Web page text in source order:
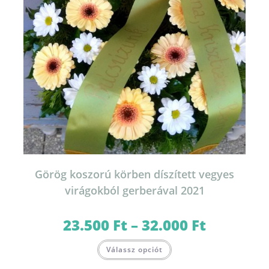
Görög koszorú körben díszített vegyes
virágokból gerberával 2021
23.500 Ft–32.000 Ft23.500 Ft
Válassz opciót a